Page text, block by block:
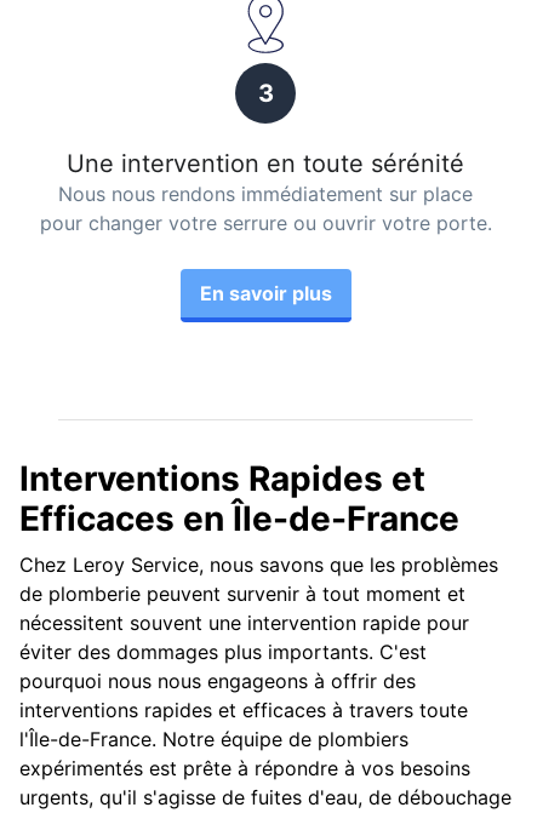
3
Une intervention en toute sérénité
Nous nous rendons immédiatement sur place
pour changer votre serrure ou ouvrir votre porte.
En savoir plus
Interventions Rapides et
Efficaces en Île-de-France
Chez Leroy Service, nous savons que les problèmes
de plomberie peuvent survenir à tout moment et
nécessitent souvent une intervention rapide pour
éviter des dommages plus importants. C'est
pourquoi nous nous engageons à offrir des
interventions rapides et efficaces à travers toute
l'Île-de-France. Notre équipe de plombiers
expérimentés est prête à répondre à vos besoins
urgents, qu'il s'agisse de fuites d'eau, de débouchage